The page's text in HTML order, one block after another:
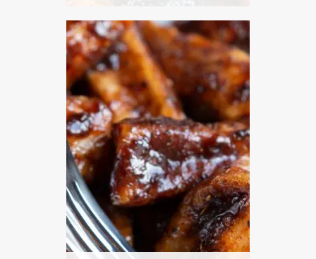
więcej
Czas przygotowania: 45 - 60
minut
DANIA GŁÓWNE
BOŻE NARODZENIE ?